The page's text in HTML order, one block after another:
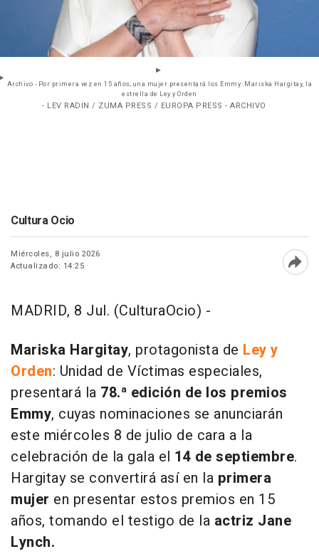
Archivo - Por primera vez en 15 años, una mujer presentará los Emmy: Mariska Hargitay, la
estrella de Ley y Orden
- LEV RADIN / ZUMA PRESS / EUROPA PRESS - ARCHIVO
Cultura Ocio
Miércoles, 8 julio 2026
Actualizado: 14:25
MADRID, 8 Jul. (CulturaOcio) -
Mariska Hargitay, protagonista de Ley y
Orden: Unidad de Víctimas especiales,
presentará la 78.ª edición de los premios
Emmy, cuyas nominaciones se anunciarán
este miércoles 8 de julio de cara a la
celebración de la gala el 14 de septiembre.
Hargitay se convertirá así en la primera
mujer en presentar estos premios en 15
años, tomando el testigo de la actriz Jane
Lynch.